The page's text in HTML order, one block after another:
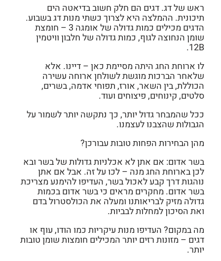
ראש של דג.דגים הם חלק חשוב בדיאטה הים
תיכונית. ההמלצה היא לצרוך כשתי מנות דג בשבוע.
הדגים מכילים כמות גדולה של אומגה 3 – חומצת
שומן הנחוצה לגוף, כמות גדולה של חלבון וויטמין
12B.
לו ארוחת החג היתה מסיימת כאן – דיינו. אלא
שלאחר הברכות מוגשת לשולחן ארוחה עשירה
הכוללת, בין השאר, אורז, תפוחי אדמה, בשרים,
סלטים, קינוחים, פיצוחים ועוד.
ככל שהמבחר גדול יותר, כך נתקשה יותר לשמור על
הגבולות שהצבנו לעצמנו.
מהן הבחירות הפחות טובות עבורכן?
בשר אדום: אם אתן לא אכלניות גדולות של בשר ובא
לכן בארוחת החג מנה – לכו על זה. אבל אם אתן
נוהגות דרך קבע לאכול בשר, העדיפו להימנע מצריכת
בשר אדום. מחקרים מראים כי בשר אדום בכמות
גדולה מזיק לבריאותנו ומעלה את הכולסטרול בדם
ואת הסיכון למחלות לבביות.
מה במקום?העדיפו מנות עיקריות כמו הודו, עוף או
דגים – מזונות רזים יותר המכילים חומצות שומן טובות
יותר.